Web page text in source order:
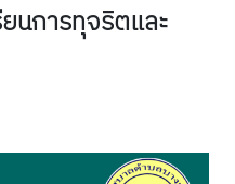
นการทุจริตและ